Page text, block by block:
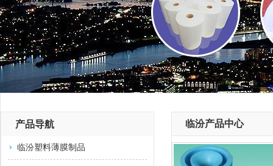
产品导航
临汾塑料薄膜制品
临汾产品中心